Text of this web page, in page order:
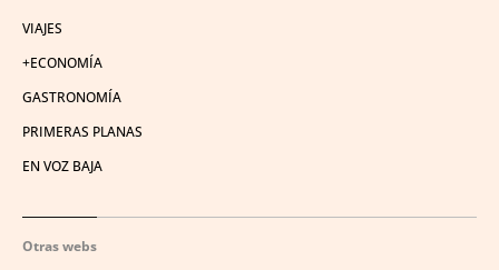
VIAJES
+ECONOMÍA
GASTRONOMÍA
PRIMERAS PLANAS
EN VOZ BAJA
Otras webs